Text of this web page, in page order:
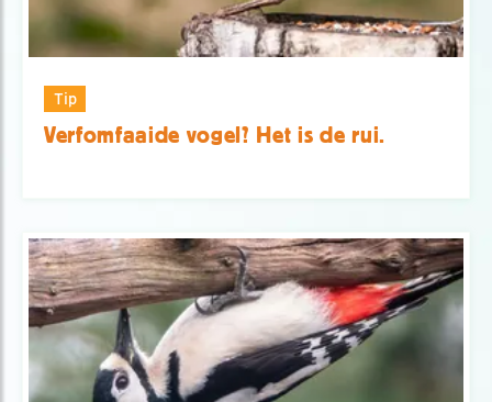
Tip
Verfomfaaide vogel? Het is de rui.